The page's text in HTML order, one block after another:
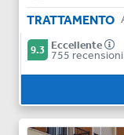
TRATTAMENTO
9.3 Eccellente
755 recensioni